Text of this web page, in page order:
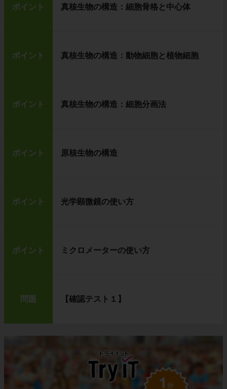
ポイント 真核生物の構造：細胞骨格と中心体
ポイント 真核生物の構造：動物細胞と植物細胞
ポイント 真核生物の構造：細胞分画法
ポイント 原核生物の構造
ポイント 光学顕微鏡の使い方
ポイント ミクロメーターの使い方
問題 【確認テスト１】